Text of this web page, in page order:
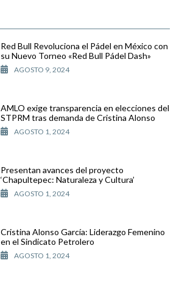
Red Bull Revoluciona el Pádel en México con
su Nuevo Torneo «Red Bull Pádel Dash»
AGOSTO 9, 2024
AMLO exige transparencia en elecciones del
STPRM tras demanda de Cristina Alonso
AGOSTO 1, 2024
Presentan avances del proyecto
‘Chapultepec: Naturaleza y Cultura’
AGOSTO 1, 2024
Cristina Alonso García: Liderazgo Femenino
en el Sindicato Petrolero
AGOSTO 1, 2024